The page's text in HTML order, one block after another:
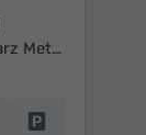
Grenadillschwarz Metallic